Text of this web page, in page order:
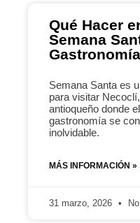
Qué Hacer
Semana
Semana Santa es
para visitar
antioqueño donde
gastronomía se
inolvidable.
MÁS INFORMACIÓN »
31 marzo, 2026